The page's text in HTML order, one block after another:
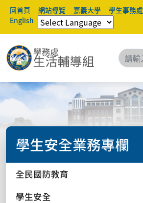
回首頁 網站導覽 嘉義大學 學生事務處
English
學生安全業務專欄
全民國防教育
學生安全